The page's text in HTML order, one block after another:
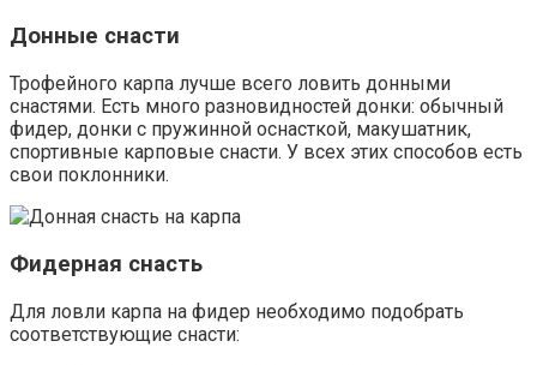
Донные снасти
Трофейного карпа лучше всего ловить донными
снастями. Есть много разновидностей донки: обычный
фидер, донки с пружинной оснасткой, макушатник,
спортивные карповые снасти. У всех этих способов есть
свои поклонники.
Фидерная снасть
Для ловли карпа на фидер необходимо подобрать
соответствующие снасти: